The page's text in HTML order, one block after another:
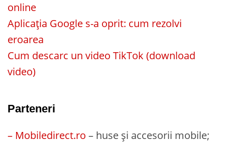
online
Aplicația Google s-a oprit: cum rezolvi
eroarea
Cum descarc un video TikTok (download
video)
Parteneri
– Mobiledirect.ro – huse și accesorii mobile;